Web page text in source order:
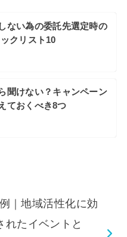
ない為の委託先選定時の
クリスト10
聞けない？キャンペーン
ておくべき8つ
｜地域活性化に効
れたイベントと